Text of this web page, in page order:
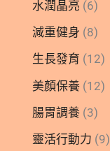
水潤晶亮 (6)
減重健身 (8)
生長發育 (12)
美顏保養 (12)
腸胃調養 (3)
靈活行動力 (9)